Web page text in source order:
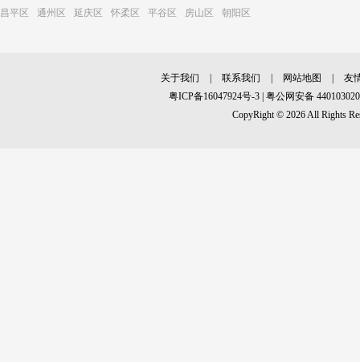
昌平区 通州区 延庆区 怀柔区 平谷区 房山区 朝阳区
关于我们 联系我们 网站地图
友
粤ICP备16047924号-3 粤公网安备
CopyRight © 2026 All Rights